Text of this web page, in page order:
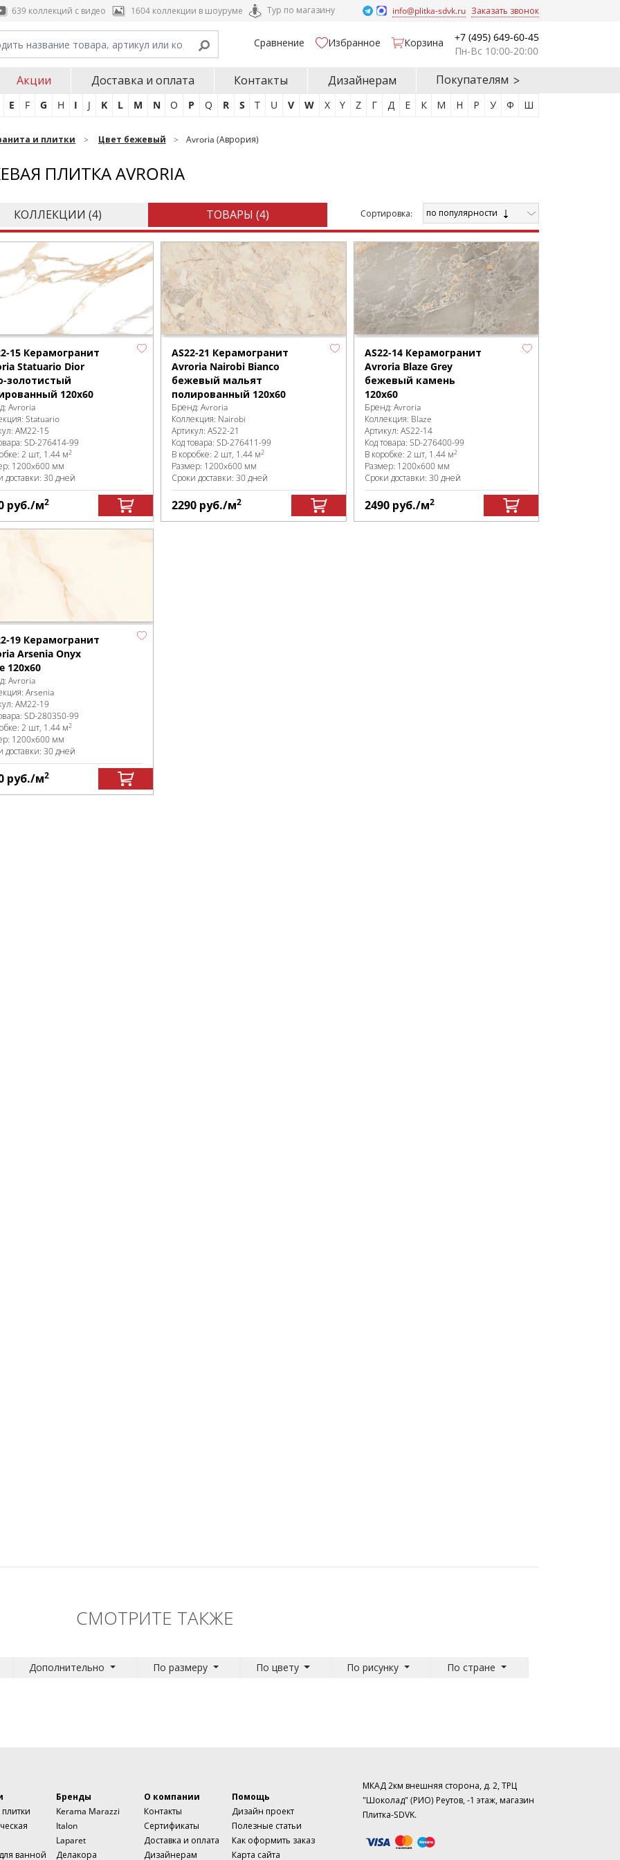
639 коллекций с видео 1604 коллекции в шоуруме Тур по магазину info@plitka-sdvk.ru Заказать звонок
Сравнение Избранное Корзина
+7 (495) 649-60-45
Пн-Вс 10:00-20:00
Акции Доставка и оплата Контакты Дизайнерам Покупателям
E F G H I J K L M N O P Q R S T U V W X Y Z Г Д Е К М Н Р У Ф Ш
и плитки Цвет бежевый Avroria (Аврория)
ПЛИТКА AVRORIA
КОЛЛЕКЦИИ (4) ТОВАРЫ (4) Cортировка: по популярности
15 Керамогранит
Statuario Dior
золотистый
120х60
Avroria
Statuario
AM22-15
SD-276414-99
: 2 шт, 1.44 м2
1200x600 мм
доставки: 30 дней
руб./м2
AS22-21 Керамогранит
Avroria Nairobi Bianco
бежевый мальят
полированный 120х60
Бренд:Avroria
Коллекция: Nairobi
Артикул:AS22-21
Код товара:SD-276411-99
В коробке:2 шт, 1.44 м2
Размер: 1200x600 мм
Сроки доставки: 30 дней
2290 руб./м2
AS22-14 Керамогранит
Avroria Blaze Grey
бежевый камень
120х60
Бренд: Avroria
Коллекция: Blaze
Артикул: AS22-14
Код товара: SD-276400-99
В коробке: 2 шт, 1.44 м2
Размер: 1200x600 мм
Сроки доставки: 30 дней
2490 руб./м2
19 Керамогранит
Arsenia Onyx
120х60
Avroria
Arsenia
AM22-19
SD-280350-99
: 2 шт, 1.44 м2
1200x600 мм
доставки: 30 дней
руб./м2
СМОТРИТЕ ТАКЖЕ
Дополнительно По размеру По цвету По рисунку По стране
плитки
ванной
Бренды
Kerama Marazzi
Italon
Laparet
Делакора
О компании
Контакты
Сертификаты
Доставка и оплата
Дизайнерам
Помощь
Дизайн проект
Полезные статьи
Как оформить заказ
Карта сайта
МКАД 2км внешняя сторона, д. 2, ТРЦ
"Шоколад" (РИО) Реутов, -1 этаж, магазин
Плитка-SDVK.